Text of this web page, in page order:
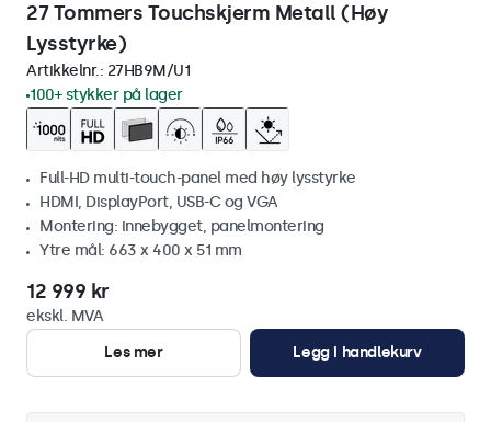
27 Tommers Touchskjerm Metall (Høy
Lysstyrke)
Artikkelnr.: 27HB9M/U1
100+ stykker på lager
Full-HD multi-touch-panel med høy lysstyrke
HDMI, DisplayPort, USB-C og VGA
Montering: innebygget, panelmontering
Ytre mål: 663 x 400 x 51 mm
12 999 kr
ekskl. MVA
Les mer
Legg i handlekurv